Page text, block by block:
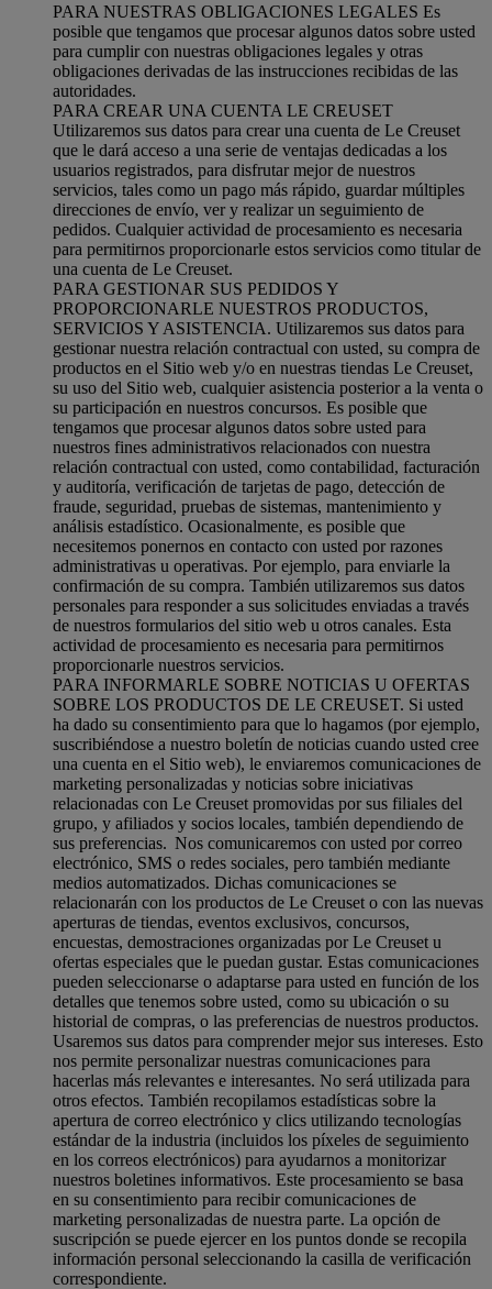
PARA NUESTRAS OBLIGACIONES LEGALES Es
posible que tengamos que procesar algunos datos sobre usted
para cumplir con nuestras obligaciones legales y otras
obligaciones derivadas de las instrucciones recibidas de las
autoridades.
PARA CREAR UNA CUENTA LE CREUSET
Utilizaremos sus datos para crear una cuenta de Le Creuset
que le dará acceso a una serie de ventajas dedicadas a los
usuarios registrados, para disfrutar mejor de nuestros
servicios, tales como un pago más rápido, guardar múltiples
direcciones de envío, ver y realizar un seguimiento de
pedidos. Cualquier actividad de procesamiento es necesaria
para permitirnos proporcionarle estos servicios como titular de
una cuenta de Le Creuset.
PARA GESTIONAR SUS PEDIDOS Y
PROPORCIONARLE NUESTROS PRODUCTOS,
SERVICIOS Y ASISTENCIA. Utilizaremos sus datos para
gestionar nuestra relación contractual con usted, su compra de
productos en el Sitio web y/o en nuestras tiendas Le Creuset,
su uso del Sitio web, cualquier asistencia posterior a la venta o
su participación en nuestros concursos. Es posible que
tengamos que procesar algunos datos sobre usted para
nuestros fines administrativos relacionados con nuestra
relación contractual con usted, como contabilidad, facturación
y auditoría, verificación de tarjetas de pago, detección de
fraude, seguridad, pruebas de sistemas, mantenimiento y
análisis estadístico. Ocasionalmente, es posible que
necesitemos ponernos en contacto con usted por razones
administrativas u operativas. Por ejemplo, para enviarle la
confirmación de su compra. También utilizaremos sus datos
personales para responder a sus solicitudes enviadas a través
de nuestros formularios del sitio web u otros canales. Esta
actividad de procesamiento es necesaria para permitirnos
proporcionarle nuestros servicios.
PARA INFORMARLE SOBRE NOTICIAS U OFERTAS
SOBRE LOS PRODUCTOS DE LE CREUSET. Si usted
ha dado su consentimiento para que lo hagamos (por ejemplo,
suscribiéndose a nuestro boletín de noticias cuando usted cree
una cuenta en el Sitio web), le enviaremos comunicaciones de
marketing personalizadas y noticias sobre iniciativas
relacionadas con Le Creuset promovidas por sus filiales del
grupo, y afiliados y socios locales, también dependiendo de
sus preferencias. Nos comunicaremos con usted por correo
electrónico, SMS o redes sociales, pero también mediante
medios automatizados. Dichas comunicaciones se
relacionarán con los productos de Le Creuset o con las nuevas
aperturas de tiendas, eventos exclusivos, concursos,
encuestas, demostraciones organizadas por Le Creuset u
ofertas especiales que le puedan gustar. Estas comunicaciones
pueden seleccionarse o adaptarse para usted en función de los
detalles que tenemos sobre usted, como su ubicación o su
historial de compras, o las preferencias de nuestros productos.
Usaremos sus datos para comprender mejor sus intereses. Esto
nos permite personalizar nuestras comunicaciones para
hacerlas más relevantes e interesantes. No será utilizada para
otros efectos. También recopilamos estadísticas sobre la
apertura de correo electrónico y clics utilizando tecnologías
estándar de la industria (incluidos los píxeles de seguimiento
en los correos electrónicos) para ayudarnos a monitorizar
nuestros boletines informativos. Este procesamiento se basa
en su consentimiento para recibir comunicaciones de
marketing personalizadas de nuestra parte. La opción de
suscripción se puede ejercer en los puntos donde se recopila
información personal seleccionando la casilla de verificación
correspondiente.